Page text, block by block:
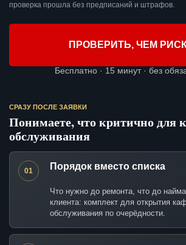
проверка прошла без предписаний и штрафов.
ПРОВЕРИТЬ, ЧЕМ
Бесплатно · 15 минут · без
СРАЗУ ПОСЛЕ ЗАЯВКИ
Понимаете, что критично для
обслуживания
01 Порядок вместо списка
Что нужно до ремонта, что до
клиента: комплект для открытия
обслуживания по очерёдности.